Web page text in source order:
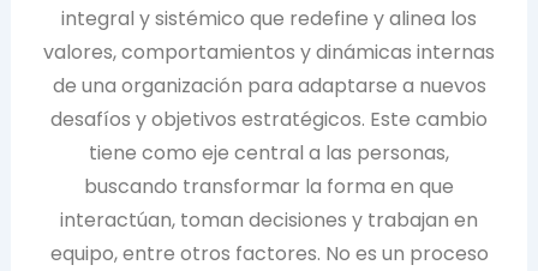
integral y sistémico que redefine y alinea los
valores, comportamientos y dinámicas internas
de una organización para adaptarse a nuevos
desafíos y objetivos estratégicos. Este cambio
tiene como eje central a las personas,
buscando transformar la forma en que
interactúan, toman decisiones y trabajan en
equipo, entre otros factores. No es un proceso